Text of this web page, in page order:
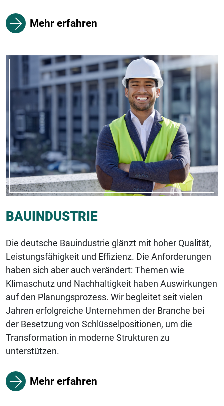
Mehr erfahren
BAUINDUSTRIE
Die deutsche Bauindustrie glänzt mit hoher Qualität,
Leistungsfähigkeit und Effizienz. Die Anforderungen
haben sich aber auch verändert: Themen wie
Klimaschutz und Nachhaltigkeit haben Auswirkungen
auf den Planungsprozess. Wir begleitet seit vielen
Jahren erfolgreiche Unternehmen der Branche bei
der Besetzung von Schlüsselpositionen, um die
Transformation in moderne Strukturen zu
unterstützen.
Mehr erfahren